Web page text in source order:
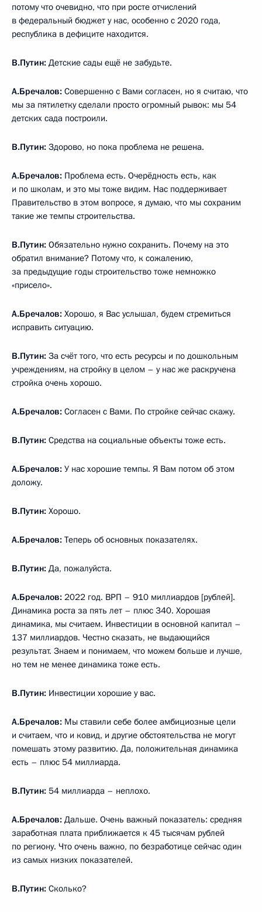
потому что очевидно, что при росте отчислений
в федеральный бюджет у нас, особенно с 2020 года,
республика в дефиците находится.
В.Путин: Детские сады ещё не забудьте.
А.Бречалов: Совершенно с Вами согласен, но я считаю, что
мы за пятилетку сделали просто огромный рывок: мы 54
детских сада построили.
В.Путин: Здорово, но пока проблема не решена.
А.Бречалов: Проблема есть. Очерёдность есть, как
и по школам, и это мы тоже видим. Нас поддерживает
Правительство в этом вопросе, я думаю, что мы сохраним
такие же темпы строительства.
В.Путин: Обязательно нужно сохранить. Почему на это
обратил внимание? Потому что, к сожалению,
за предыдущие годы строительство тоже немножко
«присело».
А.Бречалов: Хорошо, я Вас услышал, будем стремиться
исправить ситуацию.
В.Путин: За счёт того, что есть ресурсы и по дошкольным
учреждениям, на стройку в целом – у нас же раскручена
стройка очень хорошо.
А.Бречалов: Согласен с Вами. По стройке сейчас скажу.
В.Путин: Средства на социальные объекты тоже есть.
А.Бречалов: У нас хорошие темпы. Я Вам потом об этом
доложу.
В.Путин: Хорошо.
А.Бречалов: Теперь об основных показателях.
В.Путин: Да, пожалуйста.
А.Бречалов: 2022 год. ВРП – 910 миллиардов [рублей].
Динамика роста за пять лет – плюс 340. Хорошая
динамика, мы считаем. Инвестиции в основной капитал –
137 миллиардов. Честно сказать, не выдающийся
результат. Знаем и понимаем, что можем больше и лучше,
но тем не менее динамика тоже есть.
В.Путин: Инвестиции хорошие у вас.
А.Бречалов: Мы ставили себе более амбициозные цели
и считаем, что и ковид, и другие обстоятельства не могут
помешать этому развитию. Да, положительная динамика
есть – плюс 54 миллиарда.
В.Путин: 54 миллиарда – неплохо.
А.Бречалов: Дальше. Очень важный показатель: средняя
заработная плата приближается к 45 тысячам рублей
по региону. Что очень важно, по безработице сейчас один
из самых низких показателей.
В.Путин: Сколько?